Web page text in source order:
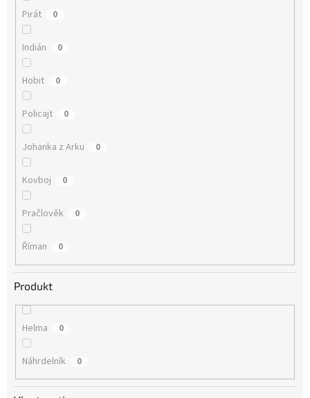
Pirát 0
Indián 0
Hobit 0
Policajt 0
Johanka z Arku 0
Kovboj 0
Pračlověk 0
Říman 0
Produkt
Helma 0
Náhrdelník 0